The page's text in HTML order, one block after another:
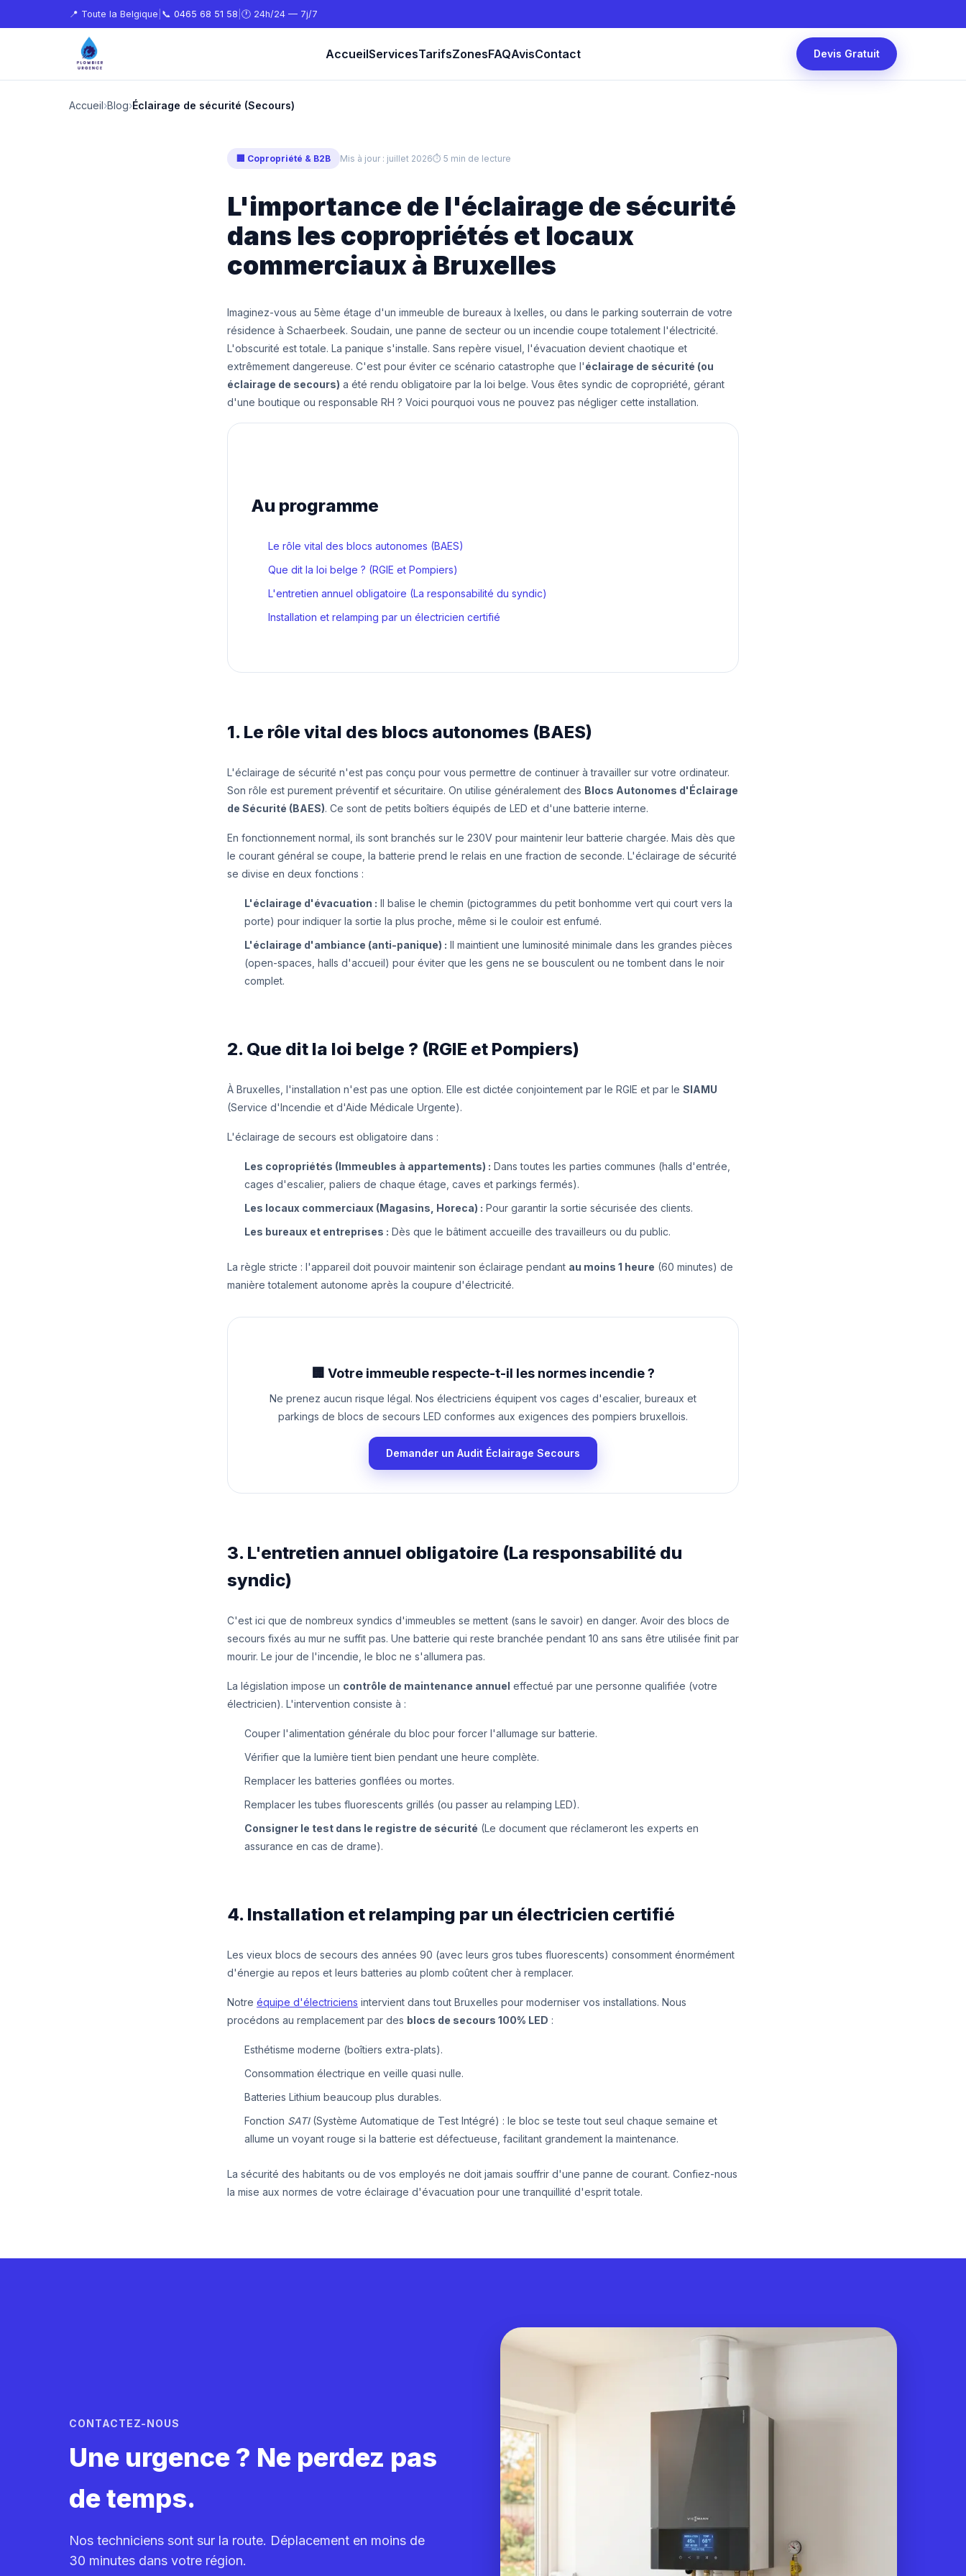
📍 Toute la Belgique 📞 0465 68 51 58 🕐 24h/24 — 7j/7
AccueilServicesTarifsZonesFAQAvisContact Devis Gratuit
Accueil›Blog›Éclairage de sécurité (Secours)
🏢 Copropriété & B2B Mis à jour : juillet 2026⏱ 5 min de lecture
L'importance de l'éclairage de sécurité
dans les copropriétés et locaux
commerciaux à Bruxelles
Imaginez-vous au 5ème étage d'un immeuble de bureaux à Ixelles, ou dans le parking souterrain de votre
résidence à Schaerbeek. Soudain, une panne de secteur ou un incendie coupe totalement l'électricité.
L'obscurité est totale. La panique s'installe. Sans repère visuel, l'évacuation devient chaotique et
extrêmement dangereuse. C'est pour éviter ce scénario catastrophe que l'éclairage de sécurité (ou
éclairage de secours) a été rendu obligatoire par la loi belge. Vous êtes syndic de copropriété, gérant
d'une boutique ou responsable RH ? Voici pourquoi vous ne pouvez pas négliger cette installation.
Au programme
Le rôle vital des blocs autonomes (BAES)
Que dit la loi belge ? (RGIE et Pompiers)
L'entretien annuel obligatoire (La responsabilité du syndic)
Installation et relamping par un électricien certifié
1. Le rôle vital des blocs autonomes (BAES)
L'éclairage de sécurité n'est pas conçu pour vous permettre de continuer à travailler sur votre ordinateur.
Son rôle est purement préventif et sécuritaire. On utilise généralement des Blocs Autonomes d'Éclairage
de Sécurité (BAES). Ce sont de petits boîtiers équipés de LED et d'une batterie interne.
En fonctionnement normal, ils sont branchés sur le 230V pour maintenir leur batterie chargée. Mais dès que
le courant général se coupe, la batterie prend le relais en une fraction de seconde. L'éclairage de sécurité
se divise en deux fonctions :
L'éclairage d'évacuation : Il balise le chemin (pictogrammes du petit bonhomme vert qui court vers la
porte) pour indiquer la sortie la plus proche, même si le couloir est enfumé.
L'éclairage d'ambiance (anti-panique) : Il maintient une luminosité minimale dans les grandes pièces
(open-spaces, halls d'accueil) pour éviter que les gens ne se bousculent ou ne tombent dans le noir
complet.
2. Que dit la loi belge ? (RGIE et Pompiers)
À Bruxelles, l'installation n'est pas une option. Elle est dictée conjointement par le RGIE et par le SIAMU
(Service d'Incendie et d'Aide Médicale Urgente).
L'éclairage de secours est obligatoire dans :
Les copropriétés (Immeubles à appartements) : Dans toutes les parties communes (halls d'entrée,
cages d'escalier, paliers de chaque étage, caves et parkings fermés).
Les locaux commerciaux (Magasins, Horeca) : Pour garantir la sortie sécurisée des clients.
Les bureaux et entreprises : Dès que le bâtiment accueille des travailleurs ou du public.
La règle stricte : l'appareil doit pouvoir maintenir son éclairage pendant au moins 1 heure (60 minutes) de
manière totalement autonome après la coupure d'électricité.
🏢 Votre immeuble respecte-t-il les normes incendie ?
Ne prenez aucun risque légal. Nos électriciens équipent vos cages d'escalier, bureaux et
parkings de blocs de secours LED conformes aux exigences des pompiers bruxellois.
Demander un Audit Éclairage Secours
3. L'entretien annuel obligatoire (La responsabilité du
syndic)
C'est ici que de nombreux syndics d'immeubles se mettent (sans le savoir) en danger. Avoir des blocs de
secours fixés au mur ne suffit pas. Une batterie qui reste branchée pendant 10 ans sans être utilisée finit par
mourir. Le jour de l'incendie, le bloc ne s'allumera pas.
La législation impose un contrôle de maintenance annuel effectué par une personne qualifiée (votre
électricien). L'intervention consiste à :
Couper l'alimentation générale du bloc pour forcer l'allumage sur batterie.
Vérifier que la lumière tient bien pendant une heure complète.
Remplacer les batteries gonflées ou mortes.
Remplacer les tubes fluorescents grillés (ou passer au relamping LED).
Consigner le test dans le registre de sécurité (Le document que réclameront les experts en
assurance en cas de drame).
4. Installation et relamping par un électricien certifié
Les vieux blocs de secours des années 90 (avec leurs gros tubes fluorescents) consomment énormément
d'énergie au repos et leurs batteries au plomb coûtent cher à remplacer.
Notre équipe d'électriciens intervient dans tout Bruxelles pour moderniser vos installations. Nous
procédons au remplacement par des blocs de secours 100% LED :
Esthétisme moderne (boîtiers extra-plats).
Consommation électrique en veille quasi nulle.
Batteries Lithium beaucoup plus durables.
Fonction SATI(Système Automatique de Test Intégré) : le bloc se teste tout seul chaque semaine et
allume un voyant rouge si la batterie est défectueuse, facilitant grandement la maintenance.
La sécurité des habitants ou de vos employés ne doit jamais souffrir d'une panne de courant. Confiez-nous
la mise aux normes de votre éclairage d'évacuation pour une tranquillité d'esprit totale.
CONTACTEZ-NOUS
Une urgence ? Ne perdez pas
de temps.
Nos techniciens sont sur la route. Déplacement en moins de
30 minutes dans votre région.